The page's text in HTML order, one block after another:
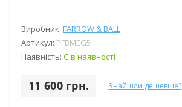
Виробник: FARROW & BALL
Артикул: PFBMEG5
Наявність: Є в наявності
11 600 грн. Знайшли дешевше?